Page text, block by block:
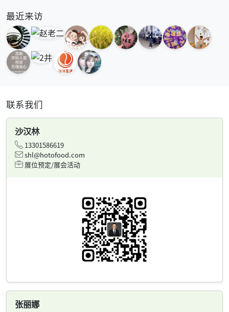
最近来访
联系我们
沙汉林
13301586619
shl@hotofood.com
展位预定/展会活动
张丽娜